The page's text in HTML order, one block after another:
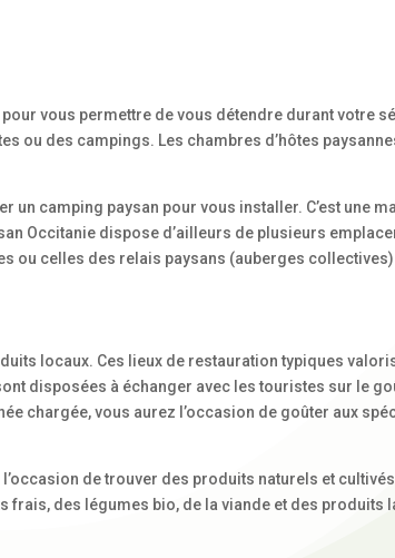
vous permettre de vous détendre durant votre
ou des campings. Les chambres d’hôtes
camping paysan pour vous installer. C’est une
Occitanie dispose d’ailleurs de plusieurs
ou celles des relais paysans (auberges
locaux. Ces lieux de restauration typiques
disposées à échanger avec les touristes sur le
chargée, vous aurez l’occasion de goûter aux
de trouver des produits naturels et cultivés
frais, des légumes bio, de la viande et des produits